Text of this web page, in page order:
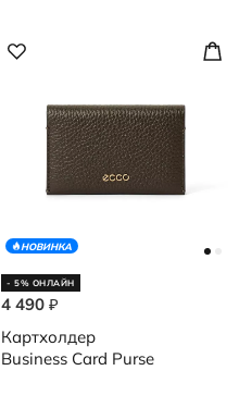
НОВИНКА
- 5% ОНЛАЙН
4 490 ₽
Картхолдер
Business Card Purse